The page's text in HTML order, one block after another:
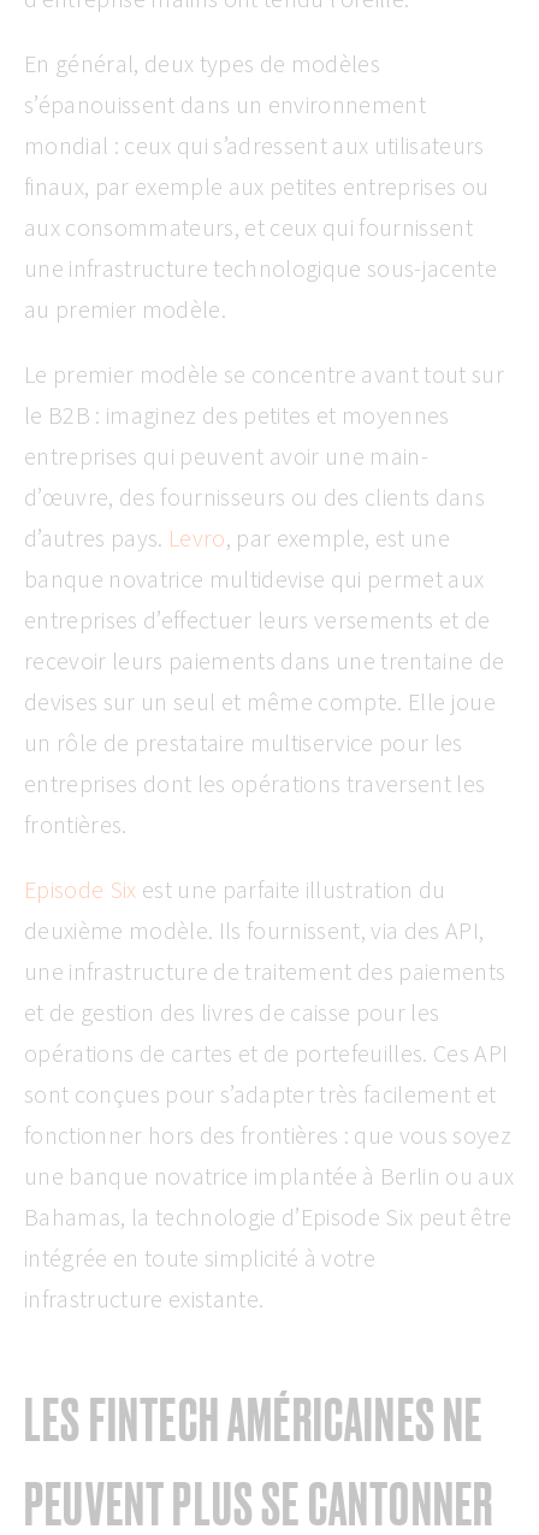
En général, deux types de modèles
s’épanouissent dans un environnement
mondial : ceux qui s’adressent aux utilisateurs
finaux, par exemple aux petites entreprises ou
aux consommateurs, et ceux qui fournissent
une infrastructure technologique sous-jacente
au premier modèle.
Le premier modèle se concentre avant tout sur
le B2B : imaginez des petites et moyennes
entreprises qui peuvent avoir une main-
d’œuvre, des fournisseurs ou des clients dans
d’autres pays. Levro, par exemple, est une
banque novatrice multidevise qui permet aux
entreprises d’effectuer leurs versements et de
recevoir leurs paiements dans une trentaine de
devises sur un seul et même compte. Elle joue
un rôle de prestataire multiservice pour les
entreprises dont les opérations traversent les
frontières.
Episode Six est une parfaite illustration du
deuxième modèle. Ils fournissent, via des API,
une infrastructure de traitement des paiements
et de gestion des livres de caisse pour les
opérations de cartes et de portefeuilles. Ces API
sont conçues pour s’adapter très facilement et
fonctionner hors des frontières : que vous soyez
une banque novatrice implantée à Berlin ou aux
Bahamas, la technologie d’Episode Six peut être
intégrée en toute simplicité à votre
infrastructure existante.
LES FINTECH AMÉRICAINES NE
PEUVENT PLUS SE CANTONNER